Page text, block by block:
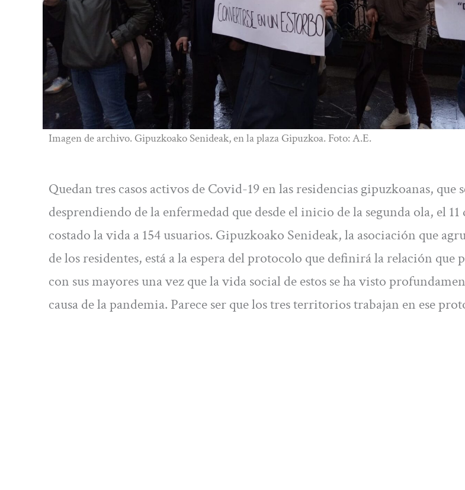
Imagen de archivo. Gipuzkoako Senideak, en la plaza Gipuzkoa. Foto: A.E.
Quedan tres casos activos de Covid-19 en las residencias gipuzkoanas, que
desprendiendo de la enfermedad que desde el inicio de la segunda ola, el 11
costado la vida a 154 usuarios. Gipuzkoako Senideak, la asociación que
de los residentes, está a la espera del protocolo que definirá la relación que
con sus mayores una vez que la vida social de estos se ha visto
causa de la pandemia. Parece ser que los tres territorios trabajan en ese